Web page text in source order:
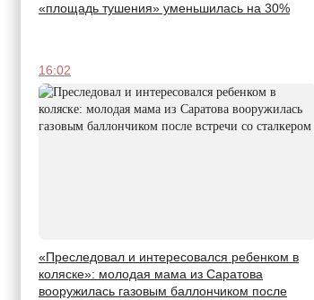
«площадь тушения» уменьшилась на 30%
16:02
«Преследовал и интересовался ребенком в
коляске»: молодая мама из Саратова
вооружилась газовым баллончиком после